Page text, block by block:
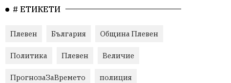
# ЕТИКЕТИ
Плевен България Община Плевен
Политика Плевен Величие
ПрогнозаЗаВремето полиция